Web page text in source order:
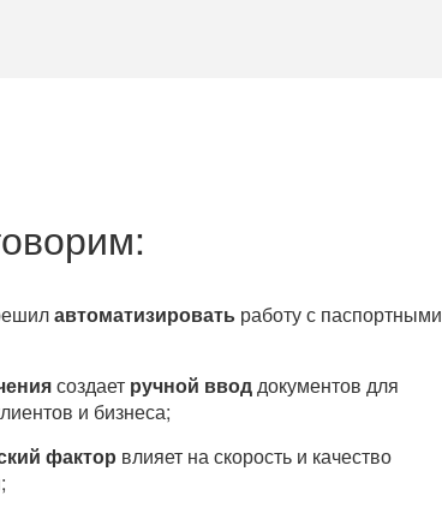
автоматизировать работу с паспортными
создает ручной вводдокументов для
и бизнеса;
фактор влияет на скорость и качество